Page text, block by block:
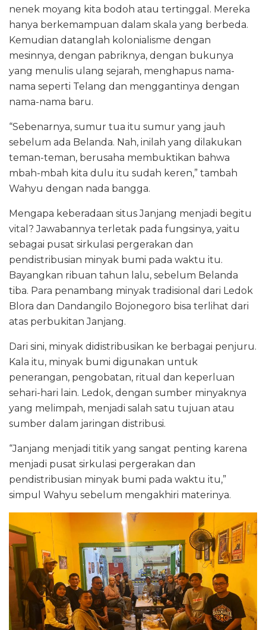
nenek moyang kita bodoh atau tertinggal. Mereka
hanya berkemampuan dalam skala yang berbeda.
Kemudian datanglah kolonialisme dengan
mesinnya, dengan pabriknya, dengan bukunya
yang menulis ulang sejarah, menghapus nama-
nama seperti Telang dan menggantinya dengan
nama-nama baru.
“Sebenarnya, sumur tua itu sumur yang jauh
sebelum ada Belanda. Nah, inilah yang dilakukan
teman-teman, berusaha membuktikan bahwa
mbah-mbah kita dulu itu sudah keren,” tambah
Wahyu dengan nada bangga.
Mengapa keberadaan situs Janjang menjadi begitu
vital? Jawabannya terletak pada fungsinya, yaitu
sebagai pusat sirkulasi pergerakan dan
pendistribusian minyak bumi pada waktu itu.
Bayangkan ribuan tahun lalu, sebelum Belanda
tiba. Para penambang minyak tradisional dari Ledok
Blora dan Dandangilo Bojonegoro bisa terlihat dari
atas perbukitan Janjang.
Dari sini, minyak didistribusikan ke berbagai penjuru.
Kala itu, minyak bumi digunakan untuk
penerangan, pengobatan, ritual dan keperluan
sehari-hari lain. Ledok, dengan sumber minyaknya
yang melimpah, menjadi salah satu tujuan atau
sumber dalam jaringan distribusi.
“Janjang menjadi titik yang sangat penting karena
menjadi pusat sirkulasi pergerakan dan
pendistribusian minyak bumi pada waktu itu,”
simpul Wahyu sebelum mengakhiri materinya.